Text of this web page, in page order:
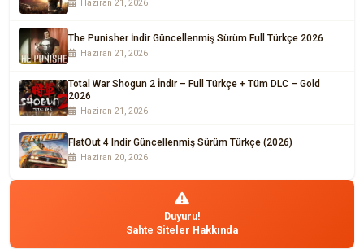
Haziran 21, 2026
The Punisher İndir Güncellenmiş Sürüm Full Türkçe 2026
Haziran 21, 2026
Total War Shogun 2 İndir – Full Türkçe + Tüm DLC – Gold
2026
Haziran 21, 2026
FlatOut 4 Indir Güncellenmiş Sürüm Türkçe (2026)
Haziran 20, 2026
Duyuru!
Sahte Siteler Hakkında